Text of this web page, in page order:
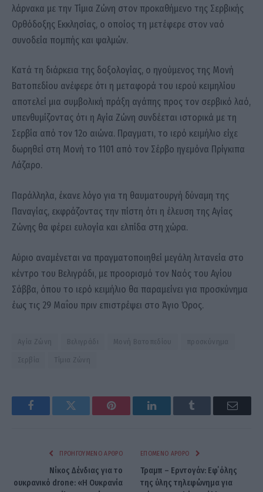
λάρνακα με την Τίμια Ζώνη στον προκαθήμενο της Σερβικής
Ορθόδοξης Εκκλησίας, ο οποίος τη μετέφερε στον ναό
συνοδεία πομπής και ψαλμών.
Κατά τη διάρκεια της δοξολογίας, ο ηγούμενος της Μονή
Βατοπεδίου ανέφερε ότι η μεταφορά του ιερού κειμηλίου
αποτελεί μια συμβολική πράξη αγάπης προς τον σερβικό λαό,
υπενθυμίζοντας ότι η Αγία Ζώνη συνδέεται ιστορικά με τη
Σερβία από τον 12ο αιώνα. Πραγματι, το ιερό κειμήλιο είχε
δωρηθεί στη Μονή το 1101 από τον Σέρβο ηγεμόνα Πρίγκιπα
Λάζαρο.
Παράλληλα, έκανε λόγο για τη θαυματουργή δύναμη της
Παναγίας, εκφράζοντας την πίστη ότι η έλευση της Αγίας
Ζώνης θα φέρει ευλογία και ελπίδα στη χώρα.
Αύριο αναμένεται να πραγματοποιηθεί μεγάλη λιτανεία στο
κέντρο του Βελιγράδι, με προορισμό τον Ναός του Αγίου
Σάββα, όπου το ιερό κειμήλιο θα παραμείνει για προσκύνημα
έως τις 29 Μαΐου πριν επιστρέψει στο Άγιο Όρος.
Αγία Ζώνη Βελιγράδι Μονή Βατοπεδίου προσκύνημα
Σερβία Τίμια Ζώνη
FacebookTwitter Pinterest LinkedInTumblr Email
ΠΡΟΗΓΟΎΜΕΝΟ ΆΡΘΡΟ
Νίκος Δένδιας για το
ουκρανικό drone: «Η Ουκρανία
ΕΠΌΜΕΝΟ ΆΡΘΡΟ
Τραμπ – Ερντογάν: Εφ΄όλης
της ύλης τηλεφώνημα για